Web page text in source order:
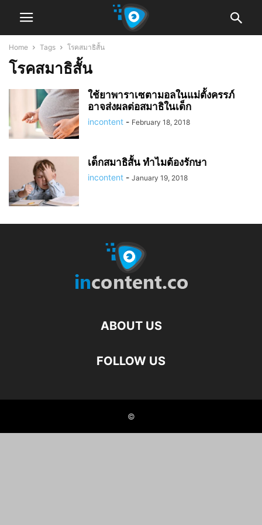
Home Tags โรคสมาธิสั้น
โรคสมาธิสั้น
ใช้ยาพาราเซตามอลในแม่ตั้งครรภ์
อาจส่งผลต่อสมาธิในเด็ก
incontent - February 18, 2018
เด็กสมาธิสั้น ทำไมต้องรักษา
incontent - January 19, 2018
ABOUT US
FOLLOW US
©